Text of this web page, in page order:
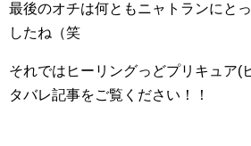
最後のオチは何ともニャトランにと
したね（笑
それではヒーリングっどプリキュア(
タバレ記事をご覧ください！！